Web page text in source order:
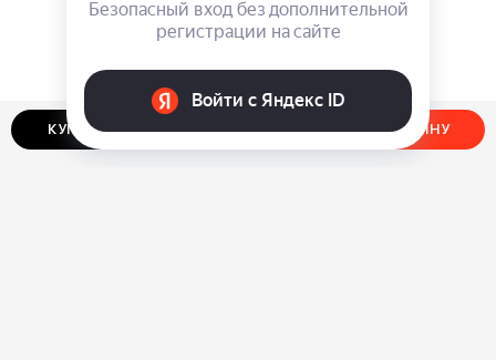
КУПИТЬ В ОДИН КЛИК ДОБАВИТЬ В КОРЗИНУ